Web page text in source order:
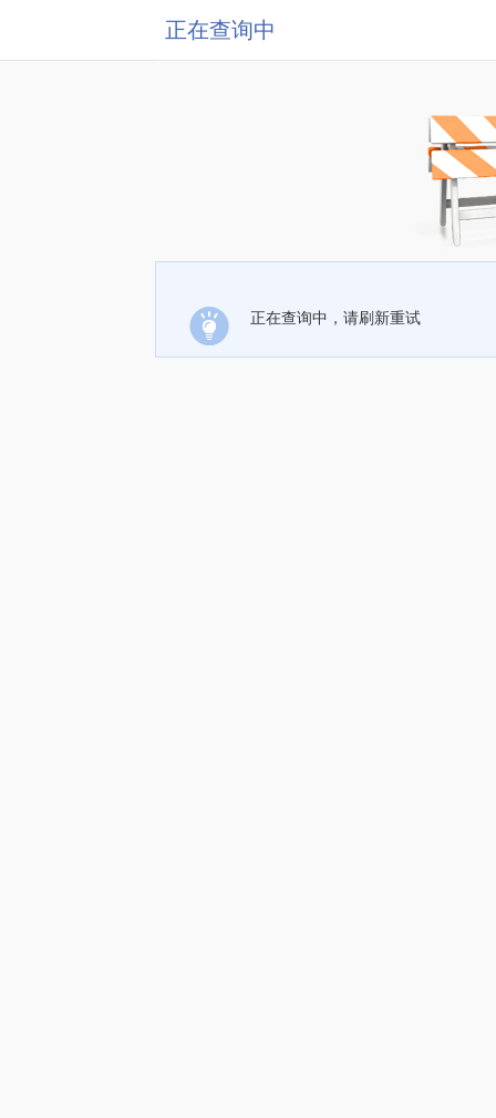
正在查询中
正在查询中，请刷新重试